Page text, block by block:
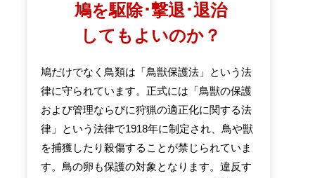
鳩を駆除･撃退･退治
してもよいのか？
鳩だけでなく鳥類は「鳥獣保護法」という法
律に守られています。正式には「鳥獣の保護
および管理ならびに狩猟の適正化に関する法
律」という法律で1918年に制定され、鳥や獣
を捕獲したり殺傷することが禁じられていま
す。鳥の卵も保護の対象となります。違反す